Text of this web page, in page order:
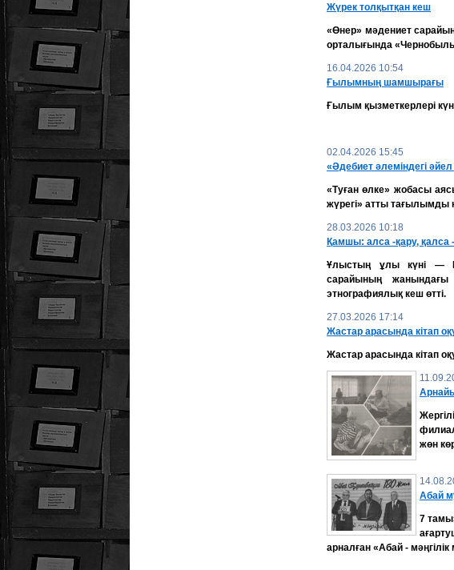
Жүрек толқытқан кеш
«Өнер» мәдениет
орталығында
16.04.2026 10:54
Ғылымның шамшырағы
Ғылым қызметкерлері
02.04.2026 15:45
«Әдебиет әлеміндегі әйел
«Туған өлке» жобасы
жүрегі» атты тағылымды
28.03.2026 10:18
Қамшы: алса -қару, қалса
Ұлыстың ұлы күні —
сарайының
этнографиялық кеш өтті.
27.03.2026 17:14
Жастар арасында кітап
Жастар арасында кітап
жөн
Абай
7
арналған «Абай -